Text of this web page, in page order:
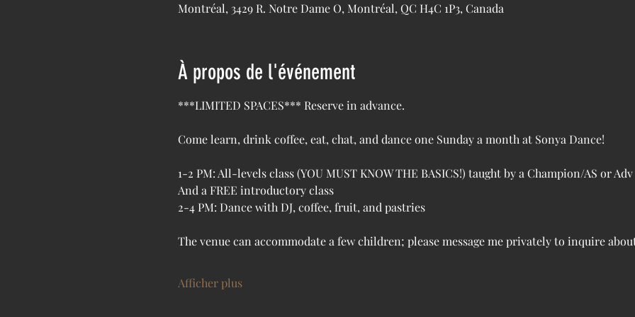
Montréal, 3429 R. Notre Dame O, Montréal, QC H4C 1P3, Canada
À propos de l'événement
***LIMITED SPACES*** Reserve in advance.
Come learn, drink coffee, eat, chat, and dance one Sunday a month at Sonya Dance!
1-2 PM: All-levels class (YOU MUST KNOW THE BASICS!) taught by a Champion/AS or Adv
And a FREE introductory class
2-4 PM: Dance with DJ, coffee, fruit, and pastries
The venue can accommodate a few children; please message me privately to inquire
Afficher plus